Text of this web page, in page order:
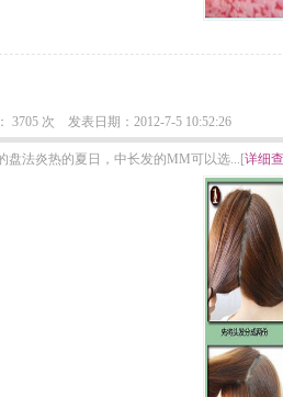
次 发表日期：2012-7-5 10:52:26
盘法炎热的夏日，中长发的MM可以选...[详细